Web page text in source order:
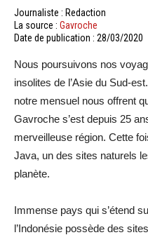
Journaliste : Redaction
La source : Gavroche
Date de publication : 28/03/2020
Nous poursuivons nos
insolites de l’Asie du Sud-
notre mensuel nous offrent
Gavroche s’est depuis 25
merveilleuse région. Cette
Java, un des sites naturels
planète.
Immense pays qui s’étend
l’Indonésie possède des